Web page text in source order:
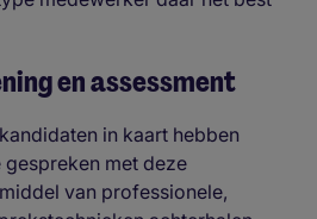
en assessment
in kaart hebben
met deze
van professionele,